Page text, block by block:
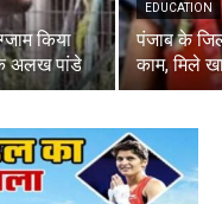
किया
अलख पांडे
EDUCATION
पंजाब के
काम, मिले